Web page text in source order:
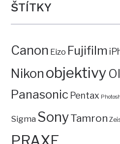
ŠTÍTKY
Canon Eizo Fujifilm
Nikon objektivy
Panasonic Pentax
Sigma SonyTamron